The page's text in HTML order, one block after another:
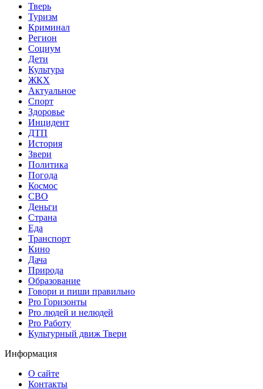
Тверь
Туризм
Криминал
Регион
Социум
Дети
Культура
ЖКХ
Актуальное
Спорт
Здоровье
Инцидент
ДТП
История
Звери
Политика
Погода
Космос
СВО
Деньги
Страна
Еда
Транспорт
Кино
Дача
Природа
Образование
Говори и пиши правильно
Pro Горизонты
Pro людей и нелюдей
Pro Работу
Культурный движ Твери
Информация
О сайте
Контакты